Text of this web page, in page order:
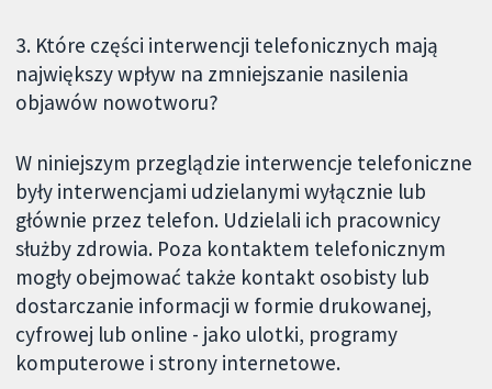
3. Które części interwencji telefonicznych mają
największy wpływ na zmniejszanie nasilenia
objawów nowotworu?
W niniejszym przeglądzie interwencje telefoniczne
były interwencjami udzielanymi wyłącznie lub
głównie przez telefon. Udzielali ich pracownicy
służby zdrowia. Poza kontaktem telefonicznym
mogły obejmować także kontakt osobisty lub
dostarczanie informacji w formie drukowanej,
cyfrowej lub online - jako ulotki, programy
komputerowe i strony internetowe.